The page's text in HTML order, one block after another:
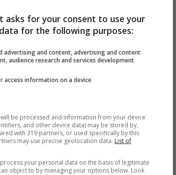
di spazio per il
da preferire rispetto ad
asks for your consent to use your
for the following purposes:
advertising and content, advertising and content
audience research and services development
access information on a device
be processed and information from your device
and other device data) may be stored by,
with 319 partners, or used specifically by this
may use precise geolocation data. List of
your personal data on the basis of legitimate
object to by managing your options below. Look